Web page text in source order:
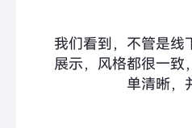
我们看到，不管是线
展示，风格都很一致
单清晰，